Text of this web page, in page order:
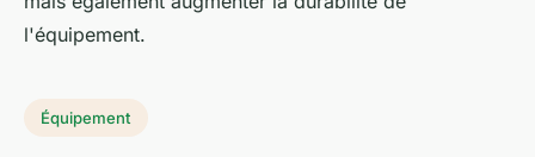
l'équipement.
Équipement